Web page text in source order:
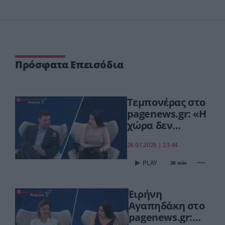
Πρόσφατα Επεισόδια
Τεμπονέρας στο
pagenews.gr: «Η
χώρα δεν
χαμένη
επταετία»–Τι
ΟΠΕΚΕΠΕ,Τσίπρα
26.07.2026 | 23:44
39 min
Ειρήνη
Αγαπηδάκη στο
pagenews.gr: